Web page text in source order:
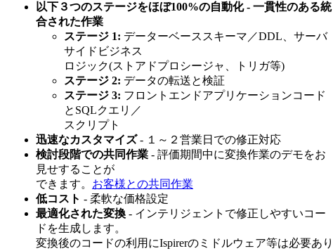
以下３つのステージをほぼ100%の自動化 - 一貫性のある統
合された作業
ステージ 1: データーベーススキーマ／DDL、サーバ
サイドビジネス
ロジック(ストアドプロシージャ、トリガ等)
ステージ 2: データの転送と検証
ステージ 3: フロントエンドアプリケーションコード
とSQLクエリ／
スクリプト
迅速なカスタマイズ- １～２営業日での修正対応
検討段階での共同作業 - 評価期間中に変換作業のデモをお
見せすることが
できます。 お客様との共同作業
低コスト - 柔軟な価格設定
最適化された変換 - インテリジェントで修正しやすいコー
ドを生成します。
変換後のコードの利用にIspirerのミドルウェア等は必要あり